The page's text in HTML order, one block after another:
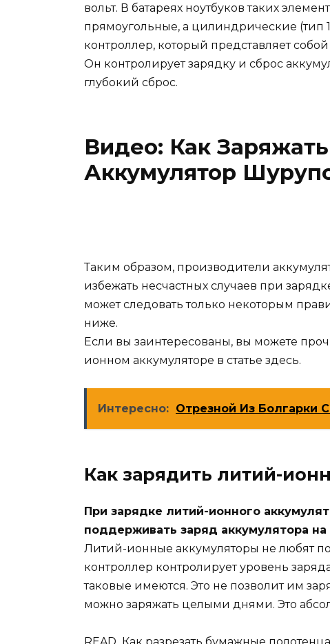
вольт. В батареях ноутбуков таких
прямоугольные, а цилиндрические (тип
контроллер, который представляет
Он контролирует зарядку и сброс
глубокий сброс.
Видео: Как
Аккумулятор
Таким образом, производители
избежать несчастных случаев при
может следовать только некоторым
ниже.
Если вы заинтересованы, вы можете
ионном аккумуляторе в статье здесь.
Интересно: Отрезной Из Болгарки
Как зарядить литий-
При зарядке литий-ионного
поддерживать заряд аккумулятора
Литий-ионные аккумуляторы не любят
контроллер контролирует уровень
таковые имеются. Это не позволит им
можно заряжать целыми днями. Это